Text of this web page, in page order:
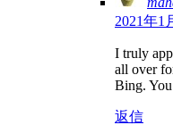
2021年1
I truly
all over
Bing.
返信